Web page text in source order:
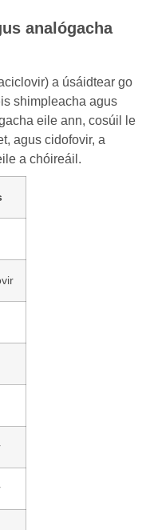
analógacha
a úsáidtear go
shimpleacha agus
eile ann, cosúil le
agus cidofovir, a
a chóireáil.